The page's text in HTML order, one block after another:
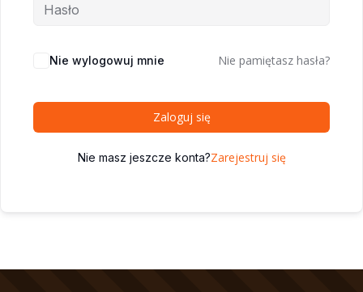
Nie wylogowuj mnie Nie pamiętasz hasła?
Zaloguj się
Nie masz jeszcze konta?Zarejestruj się